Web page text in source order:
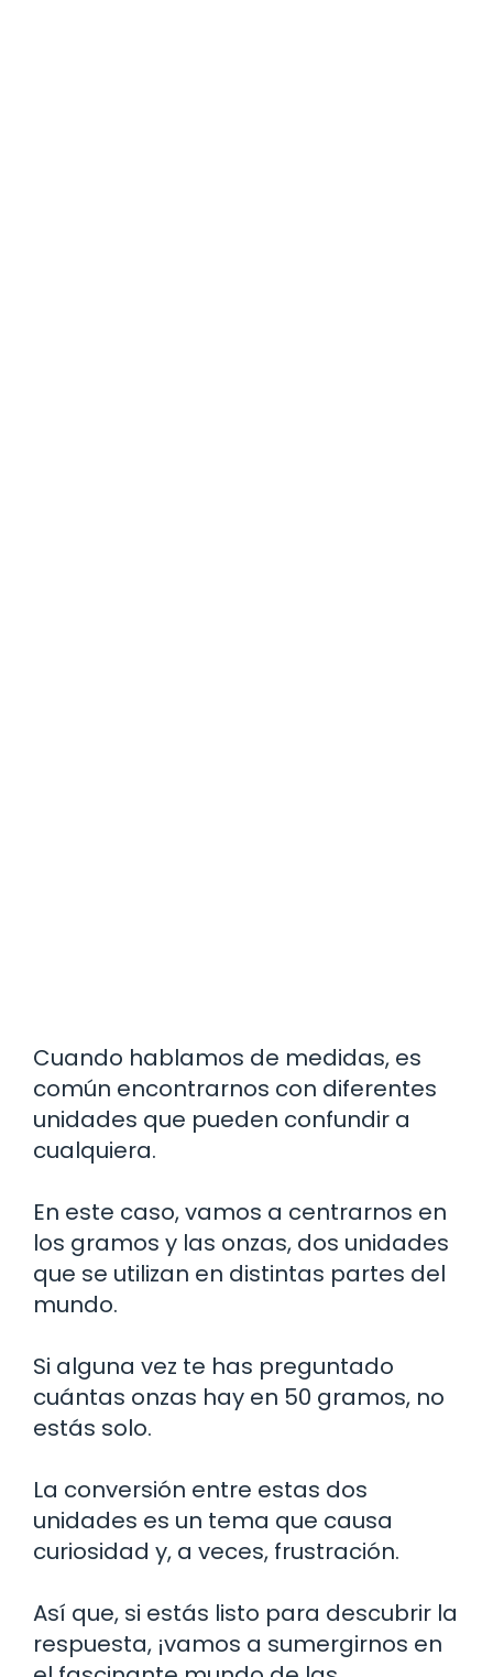
Cuando hablamos de medidas, es
común encontrarnos con diferentes
unidades que pueden confundir a
cualquiera.
En este caso, vamos a centrarnos en
los gramos y las onzas, dos unidades
que se utilizan en distintas partes del
mundo.
Si alguna vez te has preguntado
cuántas onzas hay en 50 gramos, no
estás solo.
La conversión entre estas dos
unidades es un tema que causa
curiosidad y, a veces, frustración.
Así que, si estás listo para descubrir la
respuesta, ¡vamos a sumergirnos en